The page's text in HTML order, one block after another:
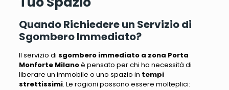
Quando Richiedere un Servizio di
Sgombero Immediato?
Il servizio di sgombero immediato a zona Porta
Monforte Milanoè pensato per chi ha necessità di
liberare un immobile o uno spazio in tempi
strettissimi. Le ragioni possono essere molteplici: